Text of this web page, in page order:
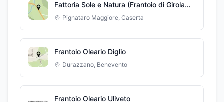
Fattoria Sole e Natura (Frantoio di Girolamo)
Pignataro Maggiore, Caserta
Frantoio Oleario Diglio
Durazzano, Benevento
Frantoio Oleario Uliveto